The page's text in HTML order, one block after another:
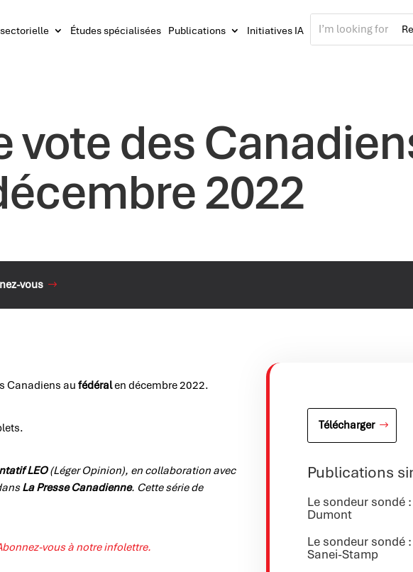
Études spécialisées Publications Initiatives IA
vote des
2022
vous
Canadiens aufédéralen décembre 2022.
LEO(Léger Opinion), en collaboration avec
La Presse Canadienne. Cette série de
vous à notre infolettre.
Télécharger
Publications
Le sondeur sondé
Dumont
Le sondeur sondé
Sanei-Stamp